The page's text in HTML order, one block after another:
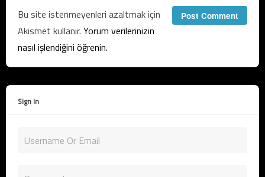
Bu site istenmeyenleri azaltmak için
Akismet kullanır. Yorum verilerinizin
nasıl işlendiğini öğrenin.
Sign In